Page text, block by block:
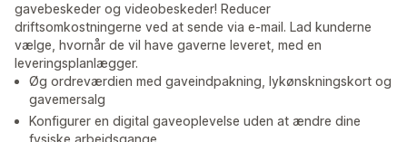
gavebeskeder og videobeskeder! Reducer
driftsomkostningerne ved at sende via e-mail. Lad kunderne
vælge, hvornår de vil have gaverne leveret, med en
leveringsplanlægger.
Øg ordreværdien med gaveindpakning, lykønskningskort og
gavemersalg
Konfigurer en digital gaveoplevelse uden at ændre dine